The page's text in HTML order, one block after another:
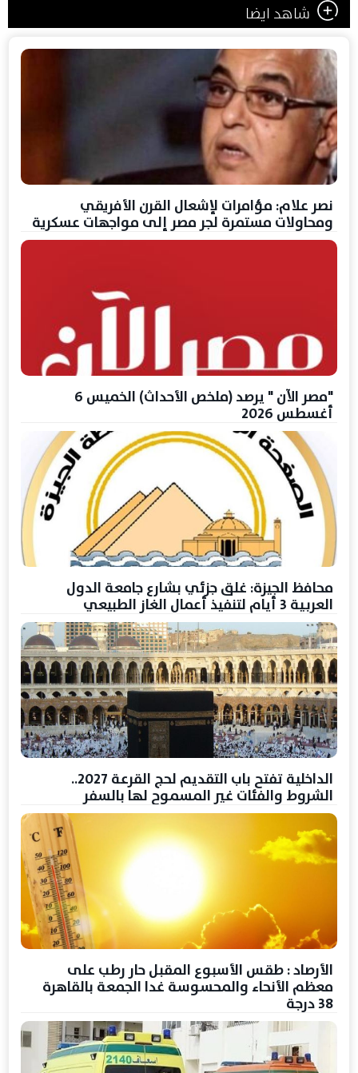
شاهد ايضا
نصر علام: مؤامرات لإشعال القرن الأفريقي
ومحاولات مستمرة لجر مصر إلى مواجهات عسكرية
"مصر الآن " يرصد (ملخص الأحداث) الخميس 6
أغسطس 2026
محافظ الجيزة: غلق جزئي بشارع جامعة الدول
العربية 3 أيام لتنفيذ أعمال الغاز الطبيعي
الداخلية تفتح باب التقديم لحج القرعة 2027..
الشروط والفئات غير المسموح لها بالسفر
الأرصاد : طقس الأسبوع المقبل حار رطب على
معظم الأنحاء والمحسوسة غدا الجمعة بالقاهرة
38 درجة